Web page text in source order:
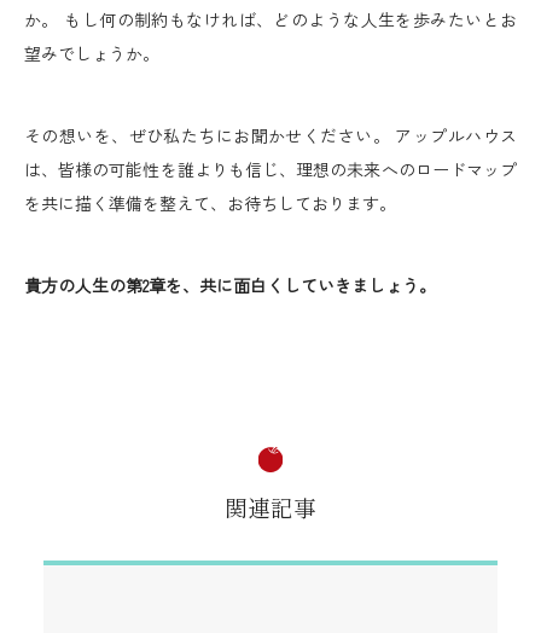
か。 もし何の制約もなければ、どのような人生を歩みたいとお
望みでしょうか。
その想いを、ぜひ私たちにお聞かせください。 アップルハウス
は、皆様の可能性を誰よりも信じ、理想の未来へのロードマップ
を共に描く準備を整えて、お待ちしております。
貴方の人生の第2章を、共に面白くしていきましょう。
関連記事